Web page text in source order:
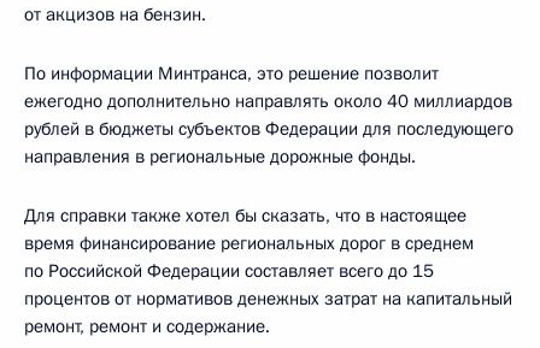
от акцизов на бензин.
По информации Минтранса, это решение позволит
ежегодно дополнительно направлять около 40 миллиардов
рублей в бюджеты субъектов Федерации для последующего
направления в региональные дорожные фонды.
Для справки также хотел бы сказать, что в настоящее
время финансирование региональных дорог в среднем
по Российской Федерации составляет всего до 15
процентов от нормативов денежных затрат на капитальный
ремонт, ремонт и содержание.